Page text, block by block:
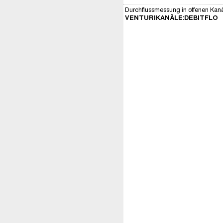
Durchflussmessung in offenen
VENTURIKANÄLE:DEBITFLO